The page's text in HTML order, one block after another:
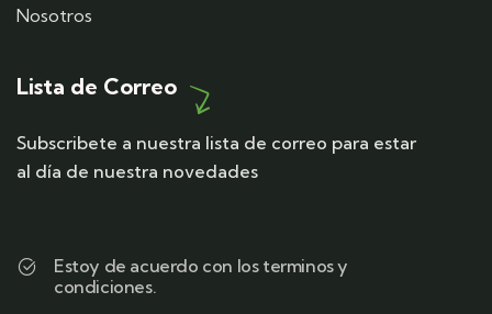
Nosotros
Lista de Correo
Subscribete a nuestra lista de correo para estar
al día de nuestra novedades
Estoy de acuerdo con los terminos y
condiciones.